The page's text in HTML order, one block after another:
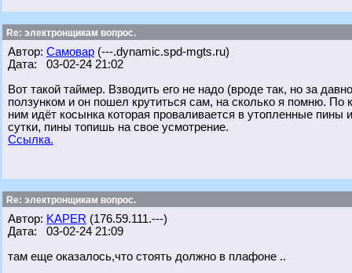
Re: электронщикам вопрос.
Автор: Самовар (---.dynamic.spd-mgts.ru)
Дата: 03-02-24 21:02
Вот такой таймер. Взводить его не надо (вроде так, но за
ползунком и он пошел крутиться сам, на сколько я помню.
ним идёт косынка которая проваливается в утопленные
сутки, пины топишь на свое усмотрение.
Ссылка.
Re: электронщикам вопрос.
Автор: KAPER (176.59.111.---)
Дата: 03-02-24 21:09
там еще оказалось,что стоять должно в плафоне ..